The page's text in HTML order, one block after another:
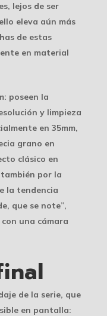
lejos de ser
eleva aún más
de estas
en material
poseen la
y limpieza
en 35mm,
grano en
clásico en
por la
la tendencia
que se note”,
una cámara
de la serie, que
en pantalla: